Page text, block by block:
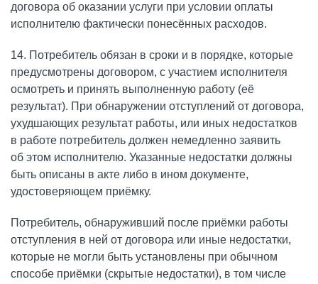
договора об оказании услуги при условии оплаты
исполнителю фактически понесённых расходов.
14. Потребитель обязан в сроки и в порядке, которые
предусмотрены договором, с участием исполнителя
осмотреть и принять выполненную работу (её
результат). При обнаружении отступлений от договора,
ухудшающих результат работы, или иных недостатков
в работе потребитель должен немедленно заявить
об этом исполнителю. Указанные недостатки должны
быть описаны в акте либо в ином документе,
удостоверяющем приёмку.
Потребитель, обнаруживший после приёмки работы
отступления в ней от договора или иные недостатки,
которые не могли быть установлены при обычном
способе приёмки (скрытые недостатки), в том числе